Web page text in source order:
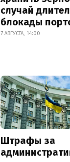
случай
блокады
7 АВГУСТА, 14:00
Штрафы за